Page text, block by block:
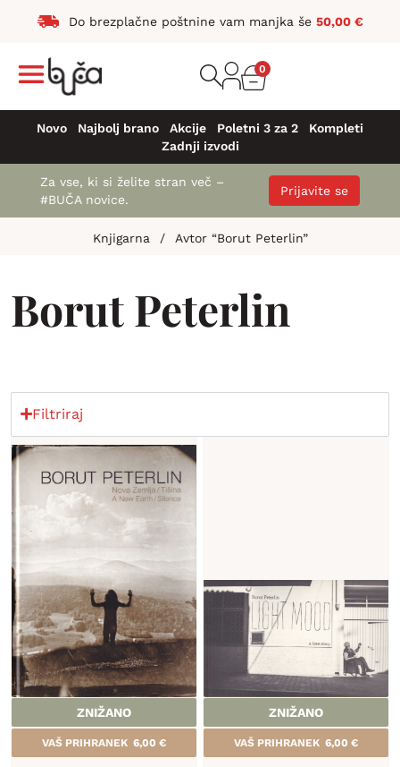
Do brezplačne poštnine vam manjka še 50,00 €
0
Novo Najbolj brano Akcije Poletni 3 za 2
Kompleti
Zadnji izvodi
Za vse, ki si želite stran več –
#BUČA novice.
Prijavite se
Knjigarna / Avtor “Borut Peterlin”
Borut Peterlin
Filtriraj
ZNIŽANO
VAŠ PRIHRANEK 6,00 €
ZNIŽANO
VAŠ PRIHRANEK 6,00 €